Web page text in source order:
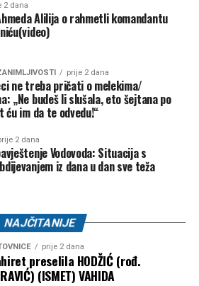
2 dana
Alilija o rahmetli komandantu
prije 2 dana
ne treba pričati o melekima/
„Ne budeš li slušala, eto šejtana po
ću im da te odvedu!“
2 dana
Vodovoda: Situacija s
iz dana u dan sve teža
NAJČITANIJE
prije 2 dana
preselila HODŽIĆ (rođ.
(ISMET) VAHIDA